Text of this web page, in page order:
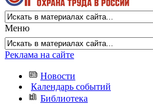
Меню
Реклама на сайте
Новости
Календарь событий
Библиотека